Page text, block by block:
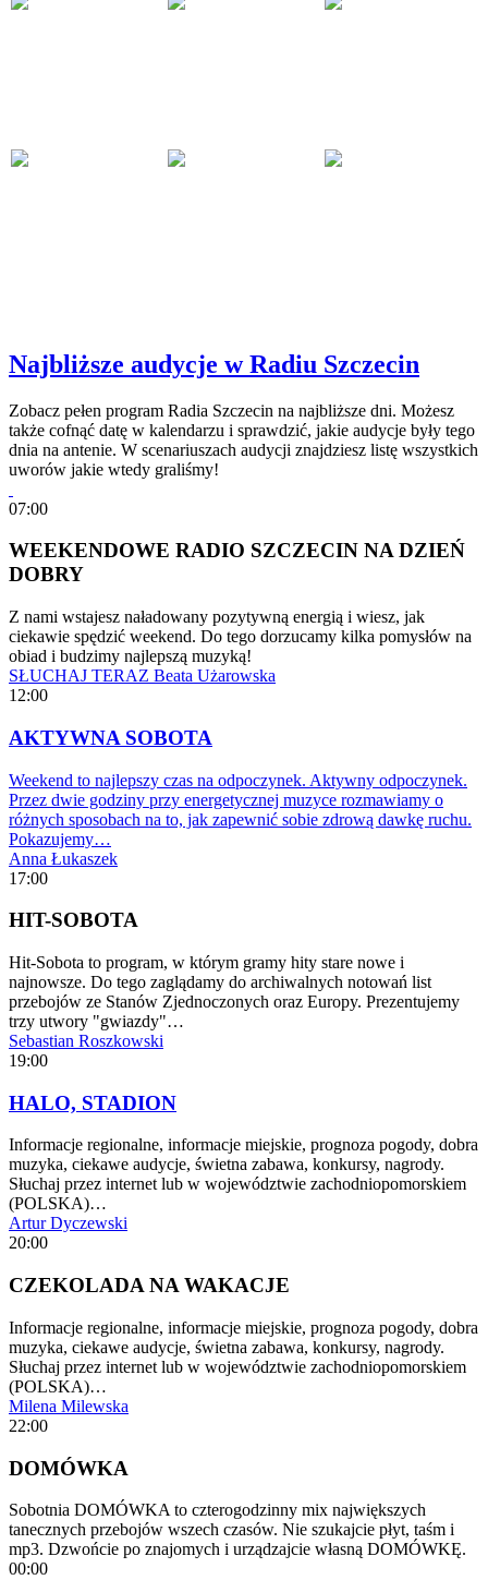
Najbliższe audycje w Radiu Szczecin
Zobacz pełen program Radia Szczecin na najbliższe dni. Możesz
także cofnąć datę w kalendarzu i sprawdzić, jakie audycje były tego
dnia na antenie. W scenariuszach audycji znajdziesz listę wszystkich
uworów jakie wtedy graliśmy!
07:00
WEEKENDOWE RADIO SZCZECIN NA DZIEŃ
DOBRY
Z nami wstajesz naładowany pozytywną energią i wiesz, jak
ciekawie spędzić weekend. Do tego dorzucamy kilka pomysłów na
obiad i budzimy najlepszą muzyką!
SŁUCHAJ TERAZ Beata Użarowska
12:00
AKTYWNA SOBOTA
Weekend to najlepszy czas na odpoczynek. Aktywny odpoczynek.
Przez dwie godziny przy energetycznej muzyce rozmawiamy o
różnych sposobach na to, jak zapewnić sobie zdrową dawkę ruchu.
Pokazujemy…
Anna Łukaszek
17:00
HIT-SOBOTA
Hit-Sobota to program, w którym gramy hity stare nowe i
najnowsze. Do tego zaglądamy do archiwalnych notowań list
przebojów ze Stanów Zjednoczonych oraz Europy. Prezentujemy
trzy utwory "gwiazdy"…
Sebastian Roszkowski
19:00
HALO, STADION
Informacje regionalne, informacje miejskie, prognoza pogody, dobra
muzyka, ciekawe audycje, świetna zabawa, konkursy, nagrody.
Słuchaj przez internet lub w województwie zachodniopomorskiem
(POLSKA)…
Artur Dyczewski
20:00
CZEKOLADA NA WAKACJE
Informacje regionalne, informacje miejskie, prognoza pogody, dobra
muzyka, ciekawe audycje, świetna zabawa, konkursy, nagrody.
Słuchaj przez internet lub w województwie zachodniopomorskiem
(POLSKA)…
Milena Milewska
22:00
DOMÓWKA
Sobotnia DOMÓWKA to czterogodzinny mix największych
tanecznych przebojów wszech czasów. Nie szukajcie płyt, taśm i
mp3. Dzwońcie po znajomych i urządzajcie własną DOMÓWKĘ.
00:00